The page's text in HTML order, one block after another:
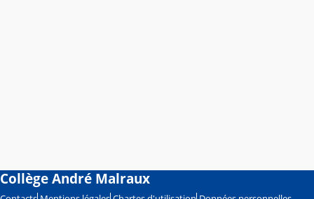
Collège André Malraux